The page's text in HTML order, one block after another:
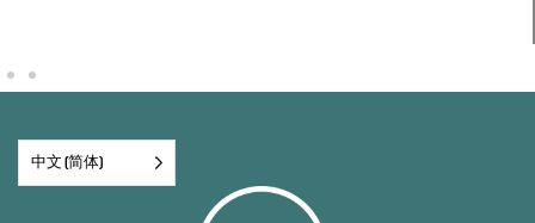
中文 (简体)